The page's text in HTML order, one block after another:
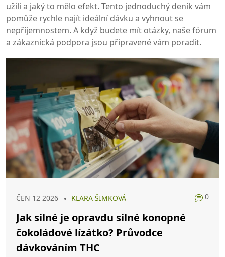
užili a jaký to mělo efekt. Tento jednoduchý deník vám
pomůže rychle najít ideální dávku a vyhnout se
nepříjemnostem. A když budete mít otázky, naše fórum
a zákaznická podpora jsou připravené vám poradit.
ČEN 12 2026 KLARA ŠIMKOVÁ 0
Jak silné je opravdu silné konopné
čokoládové lízátko? Průvodce
dávkováním THC